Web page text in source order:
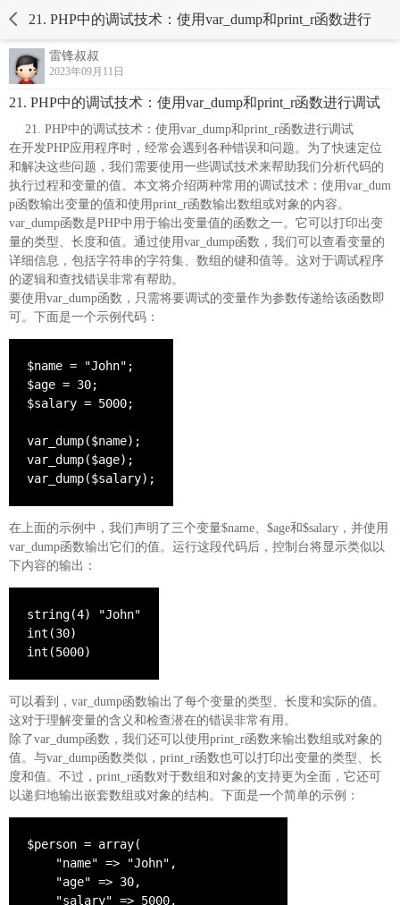
21. PHP中的调试技术：使用var_dump和print_r函数进行
雷锋叔叔
2023年09月11日
21. PHP中的调试技术：使用var_dump和print_r函数进行调试
PHP中的调试技术：使用var_dump和print_r函数进行调试
在开发PHP应用程序时，经常会遇到各种错误和问题。为了快速定位
和解决这些问题，我们需要使用一些调试技术来帮助我们分析代码的
执行过程和变量的值。本文将介绍两种常用的调试技术：使用var_dum
p函数输出变量的值和使用print_r函数输出数组或对象的内容。
var_dump函数是PHP中用于输出变量值的函数之一。它可以打印出变
量的类型、长度和值。通过使用var_dump函数，我们可以查看变量的
详细信息，包括字符串的字符集、数组的键和值等。这对于调试程序
的逻辑和查找错误非常有帮助。
要使用var_dump函数，只需将要调试的变量作为参数传递给该函数即
可。下面是一个示例代码：
$name = "John";
$age = 30;
$salary = 5000;
var_dump($name);
var_dump($age);
var_dump($salary);
在上面的示例中，我们声明了三个变量$name、$age和$salary，并使用
var_dump函数输出它们的值。运行这段代码后，控制台将显示类似以
下内容的输出：
string(4) "John"
int(30)
int(5000)
可以看到，var_dump函数输出了每个变量的类型、长度和实际的值。
这对于理解变量的含义和检查潜在的错误非常有用。
除了var_dump函数，我们还可以使用print_r函数来输出数组或对象的
值。与var_dump函数类似，print_r函数也可以打印出变量的类型、长
度和值。不过，print_r函数对于数组和对象的支持更为全面，它还可
以递归地输出嵌套数组或对象的结构。下面是一个简单的示例：
$person = array(
    "name" => "John",
    "age" => 30,
    "salary" => 5000,